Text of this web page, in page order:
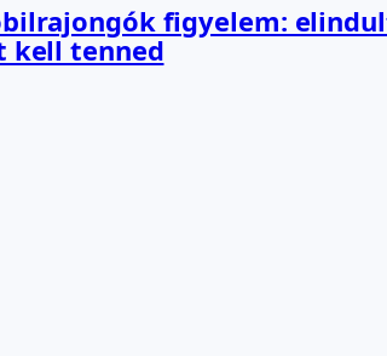
figyelem:
kell tenned